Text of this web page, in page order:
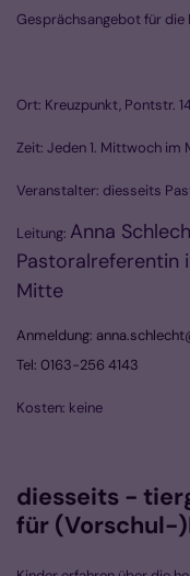
Gesprächsangebot für die
Ort: Kreuzpunkt, Pontstr.
Zeit: Jeden 1. Mittwoch im
Veranstalter: diesseits
Leitung: Anna
Pastoralreferentin
Mitte
Anmeldung:
Tel: 0163-256 4143
Kosten: keine
diesseits -
für (Vorschul-)